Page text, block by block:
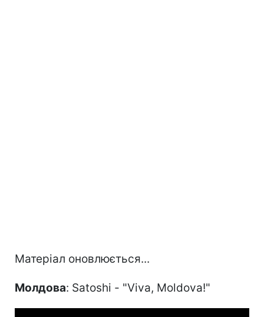
Матеріал оновлюється...
Молдова: Satoshi - "Viva, Moldova!"